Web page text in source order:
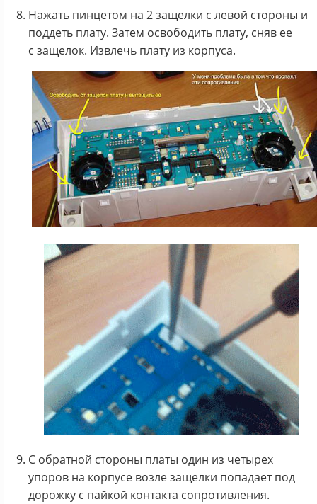
Нажать пинцетом на 2 защелки с левой стороны и
поддеть плату. Затем освободить плату, сняв ее
с защелок. Извлечь плату из корпуса.
С обратной стороны платы один из четырех
упоров на корпусе возле защелки попадает под
дорожку с пайкой контакта сопротивления.